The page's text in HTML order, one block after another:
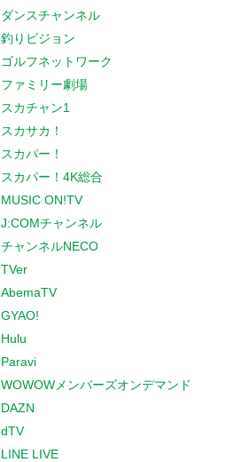
ダンスチャンネル
釣りビジョン
ゴルフネットワーク
ファミリー劇場
スカチャン1
スカサカ！
スカパー！
スカパー！4K総合
MUSIC ON!TV
J:COMチャンネル
チャンネルNECO
TVer
AbemaTV
GYAO!
Hulu
Paravi
WOWOWメンバーズオンデマンド
DAZN
dTV
LINE LIVE